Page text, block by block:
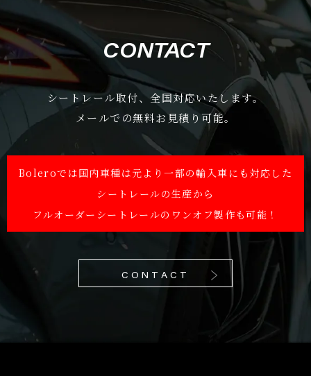
CONTACT
シートレール取付、全国対応いたします。
メールでの無料お見積り可能。
Boleroでは国内車種は元より一部の輸入車にも対応した
シートレールの生産から
フルオーダーシートレールのワンオフ製作も可能！
CONTACT